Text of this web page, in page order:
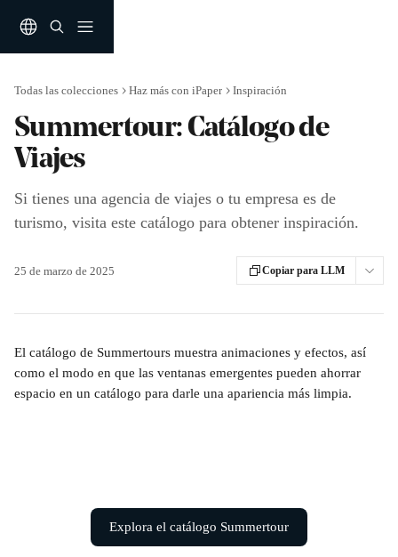
Todas las colecciones Haz más con iPaper Inspiración
Summertour: Catálogo de
Viajes
Si tienes una agencia de viajes o tu empresa es de
turismo, visita este catálogo para obtener inspiración.
25 de marzo de 2025 Copiar para LLM
El catálogo de Summertours muestra animaciones y efectos, así
como el modo en que las ventanas emergentes pueden ahorrar
espacio en un catálogo para darle una apariencia más limpia.
Explora el catálogo Summertour